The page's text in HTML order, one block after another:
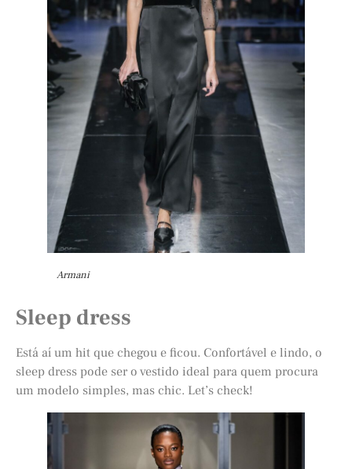
Armani
Sleep dress
Está aí um hit que chegou e ficou. Confortável e lindo, o
sleep dress pode ser o vestido ideal para quem procura
um modelo simples, mas chic. Let’s check!